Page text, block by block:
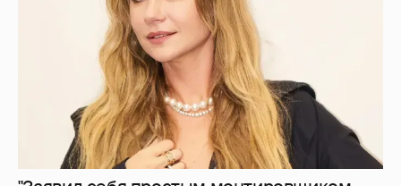
Миронова упрекнула бывшего мужа, с
которым судится за сына
19